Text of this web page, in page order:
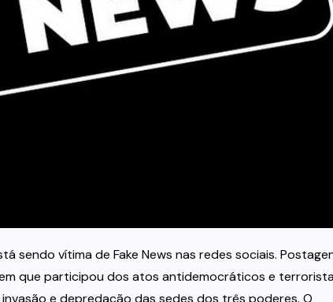
sendo vítima de Fake News nas redes sociais.
que participou dos atos antidemocráticos e
e depredação das sedes dos três poderes. O